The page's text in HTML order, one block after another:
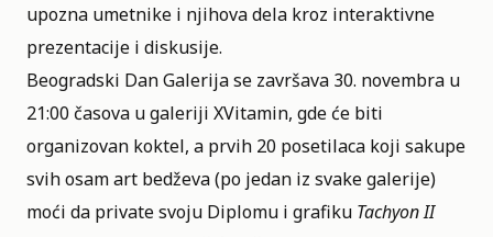
upozna umetnike i njihova dela kroz interaktivne
prezentacije i diskusije.
Beogradski Dan Galerija se završava 30. novembra u
21:00 časova u galeriji XVitamin, gde će biti
organizovan koktel, a prvih 20 posetilaca koji sakupe
svih osam art bedževa (po jedan iz svake galerije)
moći da private svoju Diplomu i grafiku Tachyon II